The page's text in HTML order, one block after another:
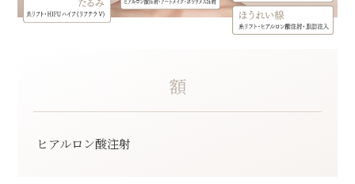
額
ヒアルロン酸注射